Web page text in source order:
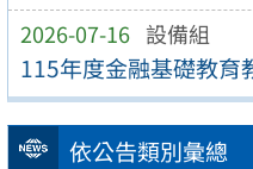
2026-07-16 設備組
115年度金融基礎教育
依公告類別彙總